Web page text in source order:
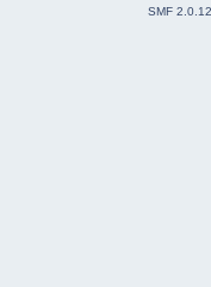
SMF 2.0.12